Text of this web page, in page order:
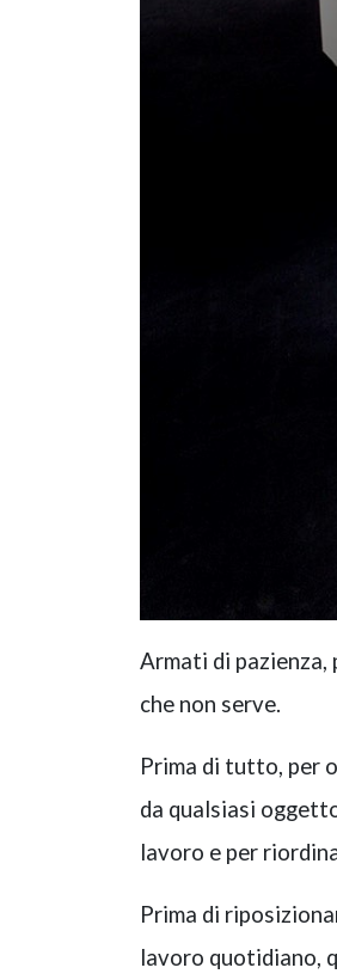
Armati di pazienza,
che non serve.
Prima di tutto, per
da qualsiasi
lavoro e per
Prima di
lavoro quotidiano,